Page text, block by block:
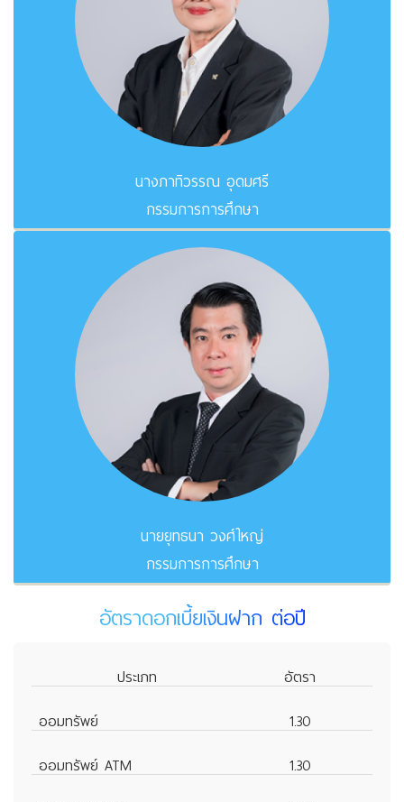
นางภาทิวรรณ อุดมศรี
กรรมการการศึกษา
นายยุทธนา วงศ์ใหญ่
กรรมการการศึกษา
อัตราดอกเบี้ยเงินฝาก ต่อปี
ประเภท
อัตรา
ออมทรัพย์
1.30
ออมทรัพย์ ATM
1.30